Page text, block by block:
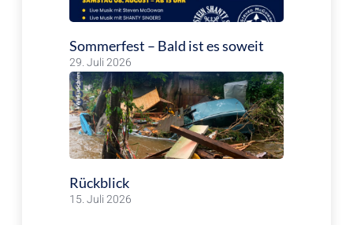
Sommerfest – Bald ist es soweit
29. Juli 2026
Rückblick
15. Juli 2026